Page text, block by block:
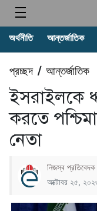
অর্থনীতি আন্তর্জাতিক
প্রচ্ছদ/ আন্তর্জাতিক
ইসরাইলকে
করতে
নেতা
নিজস্ব প্রতিবেদক
অক্টোবর ২৫,